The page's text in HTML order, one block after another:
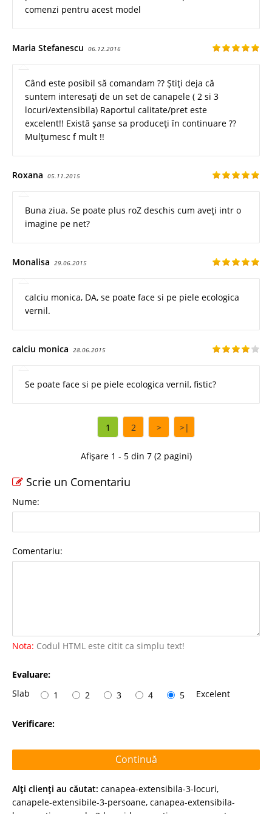
comenzi pentru acest model
Maria Stefanescu 06.12.2016
Când este posibil să comandam ?? Știți deja că
suntem interesați de un set de canapele ( 2 si 3
locuri/extensibila) Raportul calitate/pret este
excelent!! Există șanse sa produceți în continuare ??
Mulțumesc f mult !!
Roxana 05.11.2015
Buna ziua. Se poate plus roZ deschis cum aveți intr o
imagine pe net?
Monalisa 29.06.2015
calciu monica, DA, se poate face si pe piele ecologica
vernil.
calciu monica 28.06.2015
Se poate face si pe piele ecologica vernil, fistic?
1 2 > >|
Afișare 1 - 5 din 7 (2 pagini)
Scrie un Comentariu
Nume:
Comentariu:
Nota: Codul HTML este citit ca simplu text!
Evaluare:
Slab
1 2 3 4 5 Excelent
Verificare:
Continuă